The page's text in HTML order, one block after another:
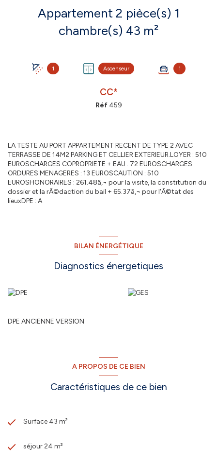
Appartement 2 pièce(s) 1
chambre(s) 43 m²
1 Ascenseur 1
CC*
Réf 459
LA TESTE AU PORT APPARTEMENT RECENT DE TYPE 2 AVEC
TERRASSE DE 14M2 PARKING ET CELLIER EXTERIEUR.LOYER : 510
EUROSCHARGES COPROPRIETE + EAU : 72 EUROSCHARGES
ORDURES MENAGERES : 13 EUROSCAUTION : 510
EUROSHONORAIRES : 261.48â‚¬ pour la visite, la constitution du
dossier et la rÃ©daction du bail + 65.37â‚¬ pour l'Ã©tat des
lieuxDPE : A
BILAN ÉNERGÉTIQUE
Diagnostics énergetiques
DPE ANCIENNE VERSION
A PROPOS DE CE BIEN
Caractéristiques de ce bien
Surface 43 m²
séjour 24 m²